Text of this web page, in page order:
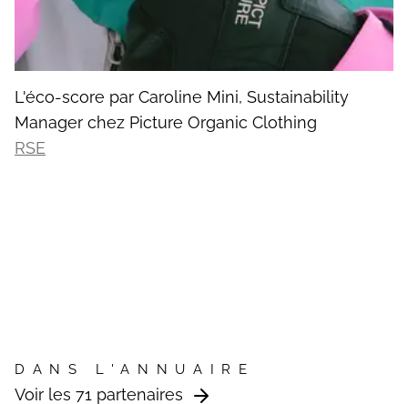
L'éco-score par Caroline Mini, Sustainability
Manager chez Picture Organic Clothing
RSE
DANS L'ANNUAIRE
Voir les 71 partenaires